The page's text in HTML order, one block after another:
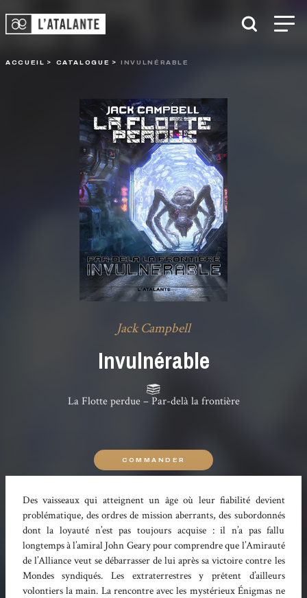
ACCUEIL CATALOGUE INVULNÉRABLE
Jack Campbell
Invulnérable
La Flotte perdue – Par-delà la frontière
COMMANDER
Des vaisseaux qui atteignent un âge où leur fiabilité devient
problématique, des ordres de mission aberrants, des subordonnés
dont la loyauté n’est pas toujours acquise : il n’a pas fallu
longtemps à l’amiral John Geary pour comprendre que l’Amirauté
de l’Alliance veut se débarrasser de lui après sa victoire contre les
Mondes syndiqués. Les extraterrestres y prêtent d’ailleurs
volontiers la main. La rencontre avec les mystérieux Énigmas ne